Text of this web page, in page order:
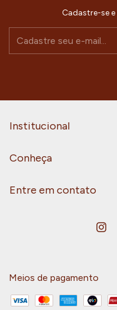
Cadastre-se
Institucional
Conheça
Entre em contato
Meios de pagamento